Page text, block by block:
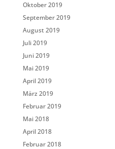
Oktober 2019
September 2019
August 2019
Juli 2019
Juni 2019
Mai 2019
April 2019
März 2019
Februar 2019
Mai 2018
April 2018
Februar 2018